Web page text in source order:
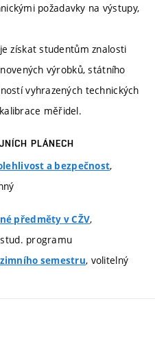
požadavky na výstupy,
získat studentům znalosti
výrobků, státního
vyhrazených technických
měřidel.
PLÁNECH
a bezpečnost,
předměty v CŽV,
programu
semestru, volitelný